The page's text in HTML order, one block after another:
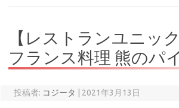
【レストランユニッ
フランス料理 熊のパ
投稿者: コジータ 2021年3月13日